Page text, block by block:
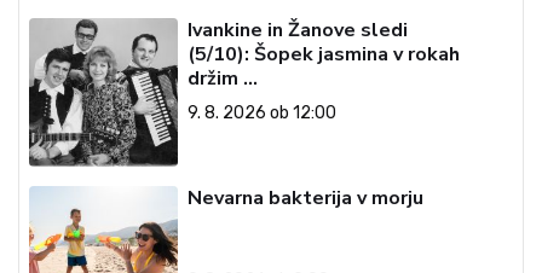
Ivankine in Žanove sledi
(5/10): Šopek jasmina v rokah
držim …
9. 8. 2026 ob 12:00
Nevarna bakterija v morju